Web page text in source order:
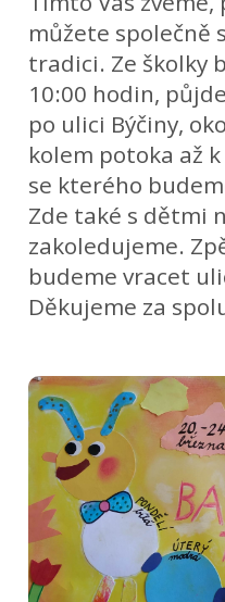
můžete společně
tradici. Ze školky
10:00 hodin,
po ulici Býčiny,
kolem potoka až
se kterého
Zde také s dětmi
zakoledujeme.
budeme vracet
Děkujeme za